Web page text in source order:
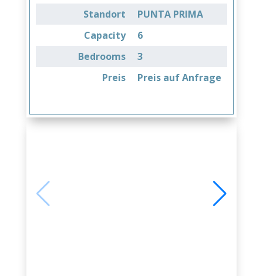
Standort
PUNTA PRIMA
Capacity
6
Bedrooms
3
Preis
Preis auf Anfrage